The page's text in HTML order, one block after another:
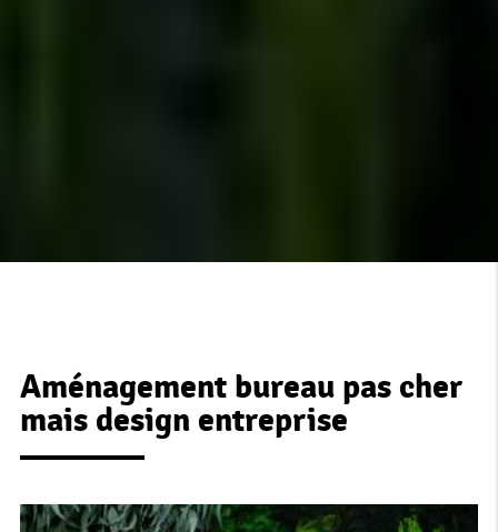
Aménagement bureau pas cher
mais design entreprise